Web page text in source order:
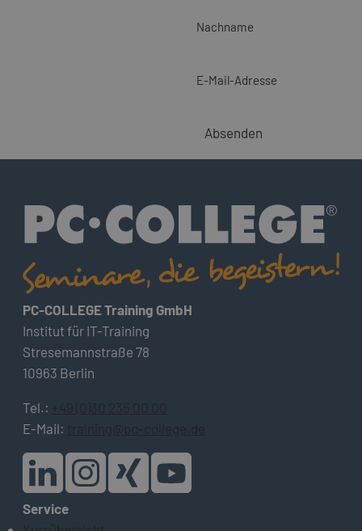
Nachname
E-Mail-Adresse
Absenden
PC-COLLEGE Training GmbH
Institut für IT-Training
Stresemannstraße 78
10963 Berlin
Tel.: +49 (0)30 235 00 00
E-Mail: training@pc-college.de
Service